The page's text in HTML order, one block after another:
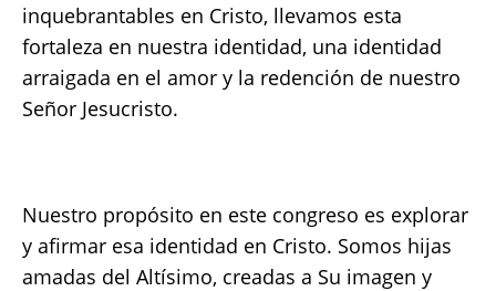
inquebrantables en Cristo, llevamos esta
fortaleza en nuestra identidad, una identidad
arraigada en el amor y la redención de nuestro
Señor Jesucristo.
Nuestro propósito en este congreso es explorar
y afirmar esa identidad en Cristo. Somos hijas
amadas del Altísimo, creadas a Su imagen y